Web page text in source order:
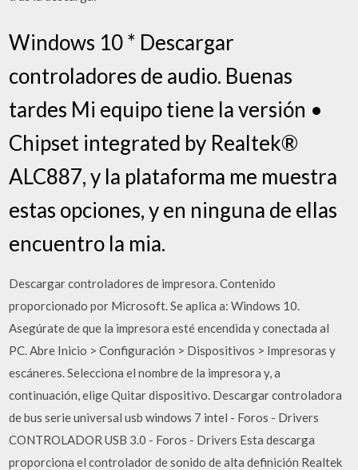
Windows 10 * Descargar
controladores de audio. Buenas
tardes Mi equipo tiene la versión •
Chipset integrated by Realtek®
ALC887, y la plataforma me muestra
estas opciones, y en ninguna de ellas
encuentro la mia.
Descargar controladores de impresora. Contenido
proporcionado por Microsoft. Se aplica a: Windows 10.
Asegúrate de que la impresora esté encendida y conectada al
PC. Abre Inicio > Configuración > Dispositivos > Impresoras y
escáneres. Selecciona el nombre de la impresora y, a
continuación, elige Quitar dispositivo. Descargar controladora
de bus serie universal usb windows 7 intel - Foros - Drivers
CONTROLADOR USB 3.0 - Foros - Drivers Esta descarga
proporciona el controlador de sonido de alta definición Realtek